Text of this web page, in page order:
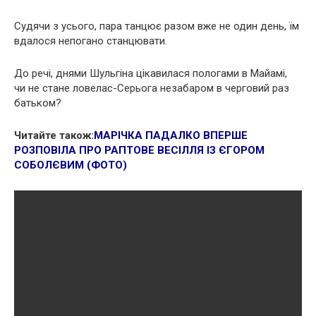
Судячи з усього, пара танцює разом вже не один день, їм
вдалося непогано станцювати.
До речі, днями Шульгіна цікавилася пологами в Майамі,
чи не стане ловелас-Серьога незабаром в черговий раз
батьком?
Читайте також:МАРІЧКА ПАДАЛКО ВПЕРШЕ
РОЗПОВІЛА ПРО РАПТОВЕ ВЕСІЛЛЯ ІЗ ЄГОРОМ
СОБОЛЄВИМ (ФОТО)